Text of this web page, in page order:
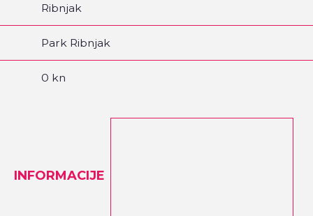
Ribnjak
Park Ribnjak
0 kn
INFORMACIJE